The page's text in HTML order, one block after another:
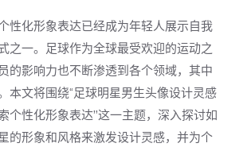
性化形象表达已经成为年轻人展示自我
之一。足球作为全球最受欢迎的运动之
的影响力也不断渗透到各个领域，其中
本文将围绕“足球明星男生头像设计灵感
个性化形象表达”这一主题，深入探讨如
的形象和风格来激发设计灵感，并为个